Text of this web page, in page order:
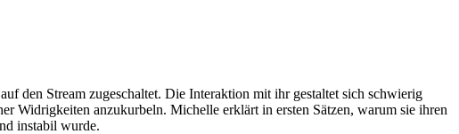
den Stream zugeschaltet. Die Interaktion mit ihr gestaltet sich schwierig
Widrigkeiten anzukurbeln. Michelle erklärt in ersten Sätzen, warum sie ihren
instabil wurde.